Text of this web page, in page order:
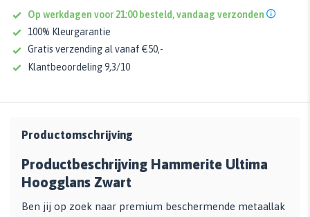
Op werkdagen voor 21:00 besteld, vandaag verzonden
100% Kleurgarantie
Gratis verzending al vanaf €50,-
Klantbeoordeling 9,3/10
Productomschrijving
Productbeschrijving Hammerite Ultima
Hoogglans Zwart
Ben jij op zoek naar premium beschermende metaallak